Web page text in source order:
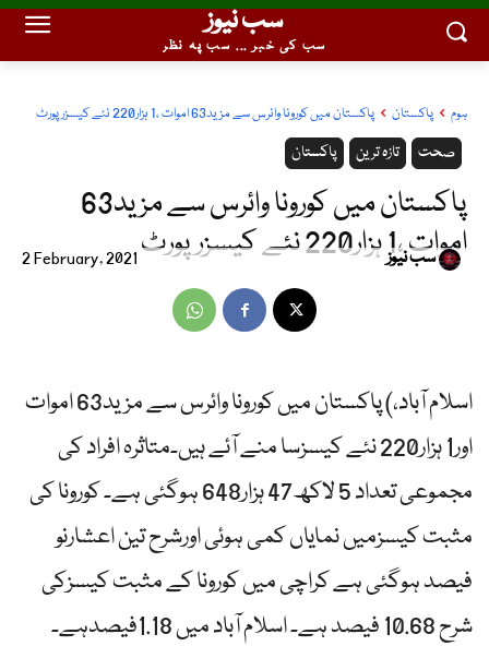
سب نیوز
سب کی خبر ... سب پہ نظر
ہوم پاکستان پاکستان میں کورونا وائرس سے مزید63 اموات ،1 ہزار220 نئے کیسزرپورٹ
پاکستان تازہ ترین صحت
پاکستان میں کورونا وائرس سے مزید63
اموات ،1 ہزار220 نئے کیسزرپورٹ
2 February, 2021 سب نیوز
اسلام آباد،) پاکستان میں کورونا وائرس سے مزید63 اموات
اور1 ہزار220 نئے کیسزسا منے آئے ہیں۔متاثرہ افراد کی
مجموعی تعداد 5 لاکھ47 ہزار648 ہوگئی ہے۔ کورونا کی
مثبت کیسزمیں نمایاں کمی ہوئی اورشرح تین اعشارنو
فیصد ہوگئی ہے کراچی میں کورونا کے مثبت کیسزکی
شرح 10.68 فیصد ہے۔ اسلام آباد میں 1.18فیصدہے۔